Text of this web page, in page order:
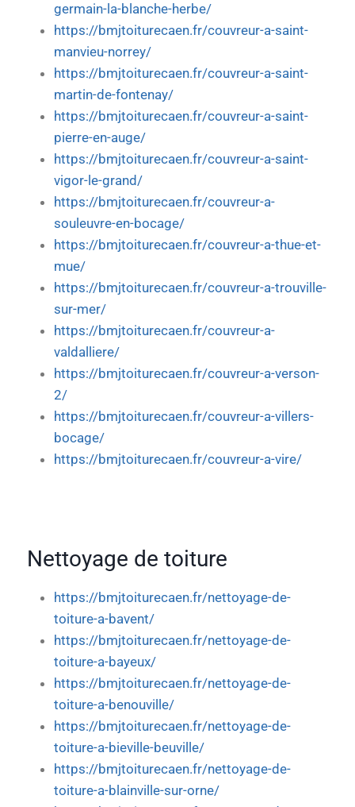
germain-la-blanche-herbe/
https://bmjtoiturecaen.fr/couvreur-a-saint-
manvieu-norrey/
https://bmjtoiturecaen.fr/couvreur-a-saint-
martin-de-fontenay/
https://bmjtoiturecaen.fr/couvreur-a-saint-
pierre-en-auge/
https://bmjtoiturecaen.fr/couvreur-a-saint-
vigor-le-grand/
https://bmjtoiturecaen.fr/couvreur-a-
souleuvre-en-bocage/
https://bmjtoiturecaen.fr/couvreur-a-thue-et-
mue/
https://bmjtoiturecaen.fr/couvreur-a-trouville-
sur-mer/
https://bmjtoiturecaen.fr/couvreur-a-
valdalliere/
https://bmjtoiturecaen.fr/couvreur-a-verson-
2/
https://bmjtoiturecaen.fr/couvreur-a-villers-
bocage/
https://bmjtoiturecaen.fr/couvreur-a-vire/
Nettoyage de toiture
https://bmjtoiturecaen.fr/nettoyage-de-
toiture-a-bavent/
https://bmjtoiturecaen.fr/nettoyage-de-
toiture-a-bayeux/
https://bmjtoiturecaen.fr/nettoyage-de-
toiture-a-benouville/
https://bmjtoiturecaen.fr/nettoyage-de-
toiture-a-bieville-beuville/
https://bmjtoiturecaen.fr/nettoyage-de-
toiture-a-blainville-sur-orne/